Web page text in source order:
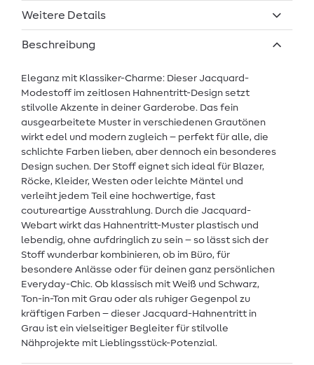
Weitere Details
Beschreibung
Eleganz mit Klassiker-Charme: Dieser Jacquard-
Modestoff im zeitlosen Hahnentritt-Design setzt
stilvolle Akzente in deiner Garderobe. Das fein
ausgearbeitete Muster in verschiedenen Grautönen
wirkt edel und modern zugleich – perfekt für alle, die
schlichte Farben lieben, aber dennoch ein besonderes
Design suchen. Der Stoff eignet sich ideal für Blazer,
Röcke, Kleider, Westen oder leichte Mäntel und
verleiht jedem Teil eine hochwertige, fast
coutureartige Ausstrahlung. Durch die Jacquard-
Webart wirkt das Hahnentritt-Muster plastisch und
lebendig, ohne aufdringlich zu sein – so lässt sich der
Stoff wunderbar kombinieren, ob im Büro, für
besondere Anlässe oder für deinen ganz persönlichen
Everyday-Chic. Ob klassisch mit Weiß und Schwarz,
Ton-in-Ton mit Grau oder als ruhiger Gegenpol zu
kräftigen Farben – dieser Jacquard-Hahnentritt in
Grau ist ein vielseitiger Begleiter für stilvolle
Nähprojekte mit Lieblingsstück-Potenzial.